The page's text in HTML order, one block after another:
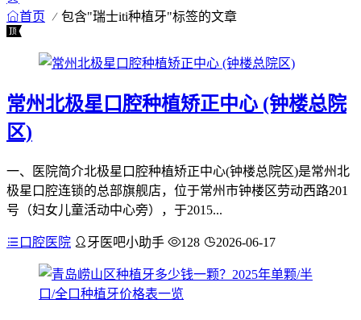
首页 包含"瑞士iti种植牙"标签的文章
常州北极星口腔种植矫正中心 (钟楼总院
区)
一、医院简介北极星口腔种植矫正中心(钟楼总院区)是常州北
极星口腔连锁的总部旗舰店，位于常州市钟楼区劳动西路201
号（妇女儿童活动中心旁），于2015...
口腔医院 牙医吧小助手 128 2026-06-17